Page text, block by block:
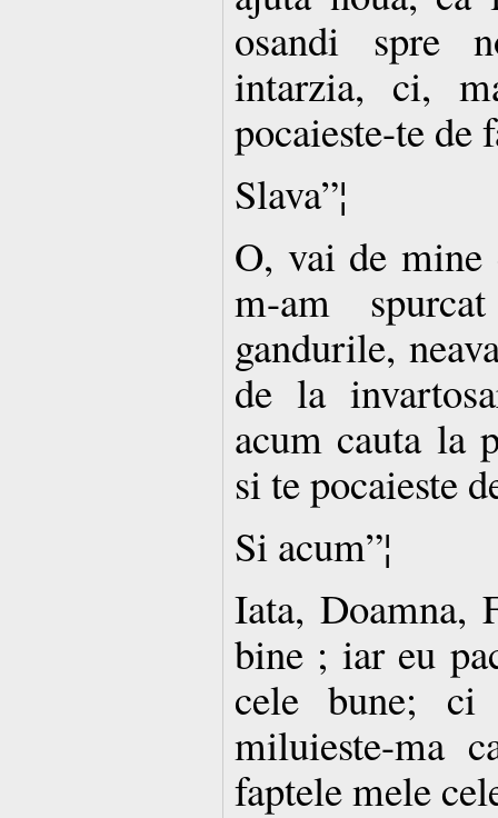
osandi spre
intarzia, ci,
pocaieste-te de
Slava”¦
O, vai de mine
m-am
gandurile,
de la
acum cauta la
si te pocaieste
Si acum”¦
Iata, Doamna,
bine ; iar eu
cele bune;
miluieste-ma
faptele mele